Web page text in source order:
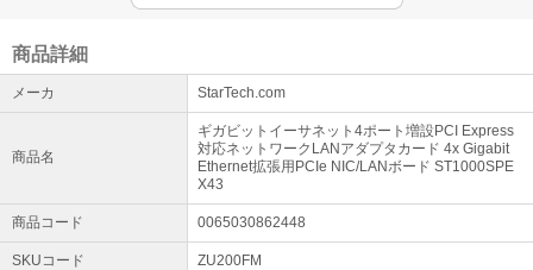
商品詳細
メーカ StarTech.com
商品名
ギガビットイーサネット4ポート増設PCI Express
対応ネットワークLANアダプタカード 4x Gigabit
Ethernet拡張用PCIe NIC/LANボード ST1000SPE
X43
商品コード 0065030862448
SKUコード ZU200FM